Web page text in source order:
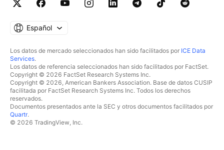
Español
Los datos de mercado seleccionados han sido facilitados por ICE Data
Services.
Los datos de referencia seleccionados han sido facilitados por FactSet.
Copyright © 2026 FactSet Research Systems Inc.
Copyright © 2026, American Bankers Association. Base de datos CUSIP
facilitada por FactSet Research Systems Inc. Todos los derechos
reservados.
Documentos presentados ante la SEC y otros documentos facilitados por
Quartr.
© 2026 TradingView, Inc.